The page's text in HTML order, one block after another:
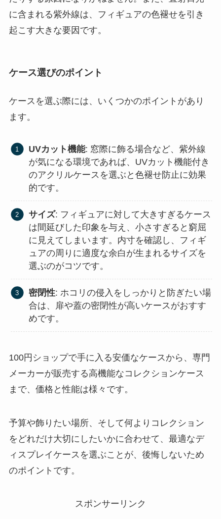
に含まれる紫外線は、フィギュアの色褪せを引き
起こす大きな要因です。
ケース選びのポイント
ケースを選ぶ際には、いくつかのポイントがあり
ます。
UVカット機能: 窓際に飾る場合など、紫外線
が気になる環境であれば、UVカット機能付き
のアクリルケースを選ぶと色褪せ防止に効果
的です。
サイズ: フィギュアに対して大きすぎるケース
は間延びした印象を与え、小さすぎると窮屈
に見えてしまいます。内寸を確認し、フィギ
ュアの周りに適度な余白が生まれるサイズを
選ぶのがコツです。
密閉性: ホコリの侵入をしっかりと防ぎたい場
合は、扉や蓋の密閉性が高いケースがおすす
めです。
100円ショップで手に入る安価なケースから、専門
メーカーが販売する高機能なコレクションケース
まで、価格と性能は様々です。
予算や飾りたい場所、そして何よりコレクション
をどれだけ大切にしたいかに合わせて、最適なデ
ィスプレイケースを選ぶことが、後悔しないため
のポイントです。
スポンサーリンク